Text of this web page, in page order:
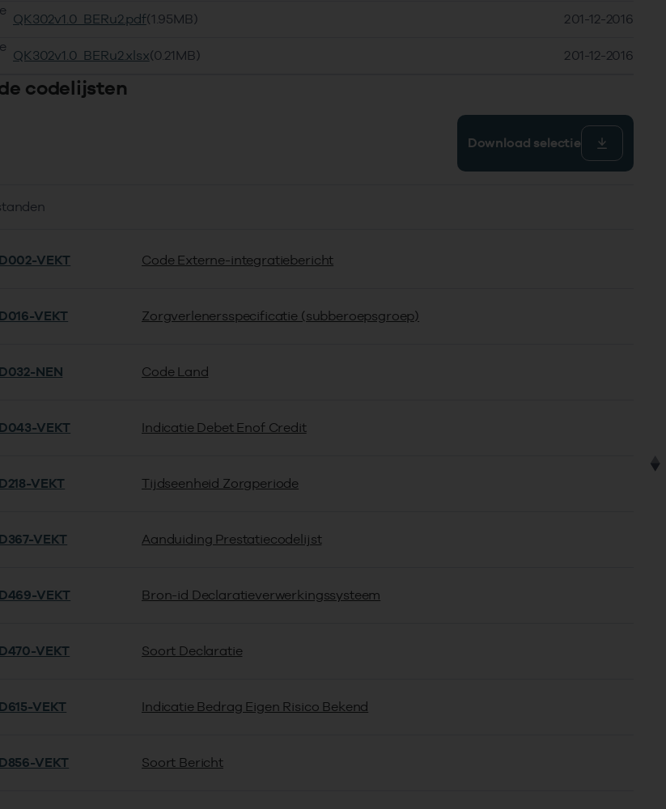
QK302v1.0_BERu2.pdf(1.95MB) 201-12-2016
QK302v1.0_BERu2.xlsx(0.21MB) 201-12-2016
codelijsten
Download selectie
VEKT Code Externe-integratiebericht
VEKT Zorgverlenersspecificatie (subberoepsgroep)
NEN Code Land
VEKT Indicatie Debet Enof Credit
VEKT Tijdseenheid Zorgperiode
VEKT Aanduiding Prestatiecodelijst
VEKT Bron-id Declaratieverwerkingssysteem
VEKT Soort Declaratie
VEKT Indicatie Bedrag Eigen Risico Bekend
VEKT Soort Bericht